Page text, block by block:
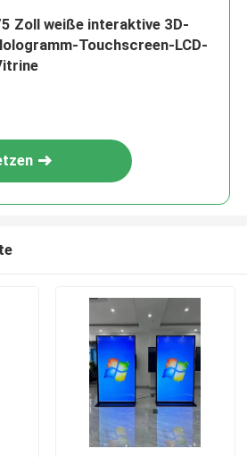
Zoll weiße interaktive 3D-
Touchscreen-LCD-